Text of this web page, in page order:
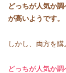
どっちが人気か
が高いようです。
しかし、両方を
どっちが人気か